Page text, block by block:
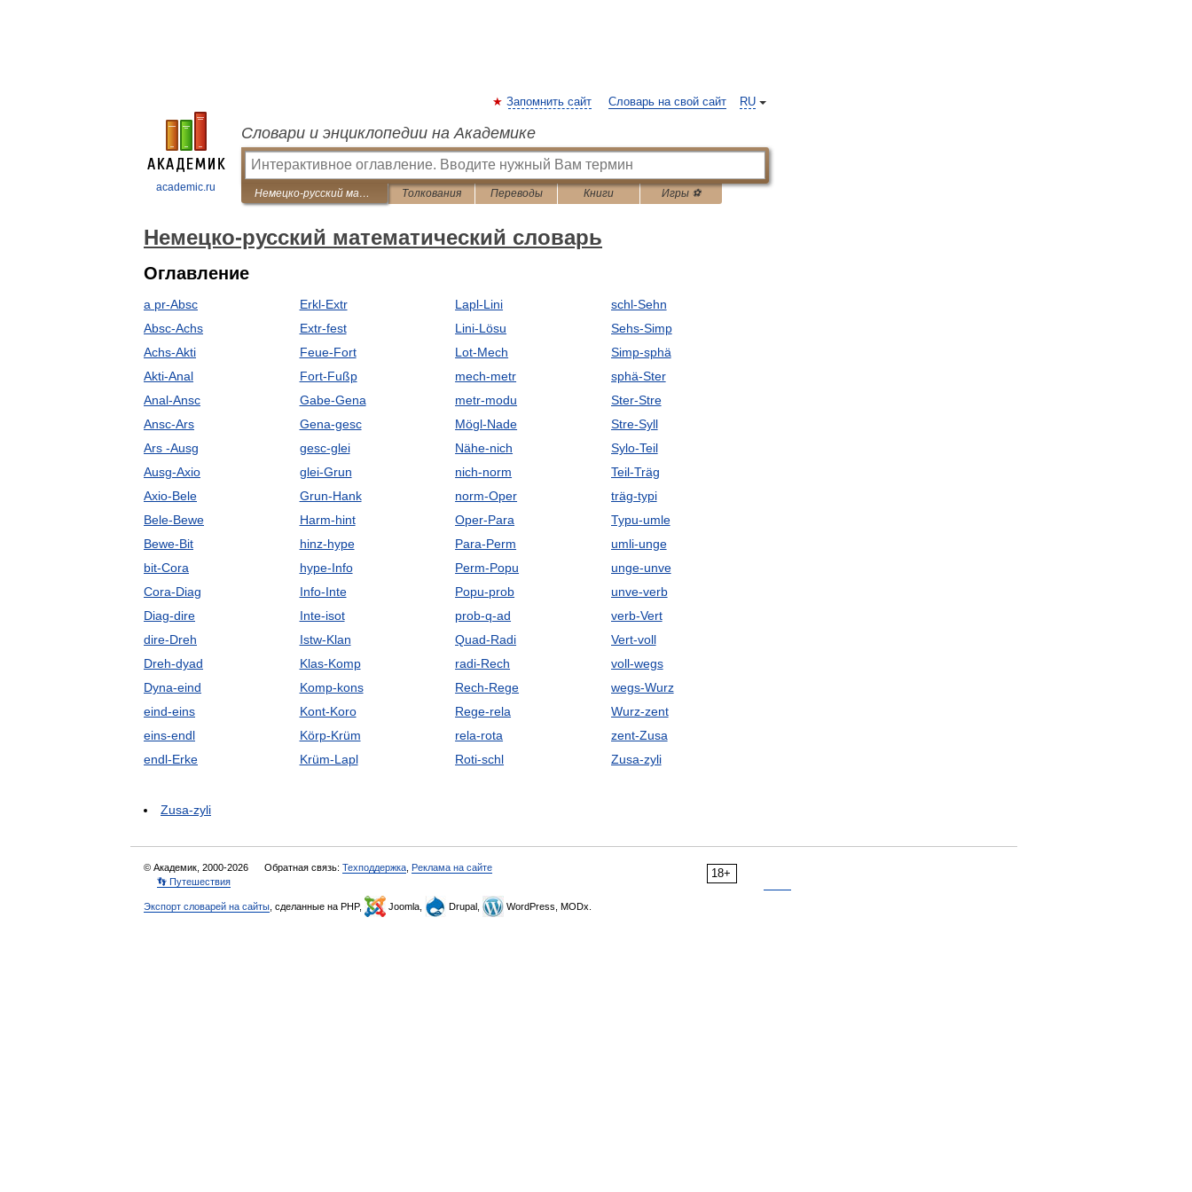
academic.ru
RU
Запомнить сайт Словарь на свой сайт
Словари и энциклопедии на Академике
Немецко-русский математический словарь Толкования Переводы Книги Игры ⚽
Немецко-русский математический словарь
Оглавление
a pr-Absc
Absc-Achs
Achs-Akti
Akti-Anal
Anal-Ansc
Ansc-Ars
Ars -Ausg
Ausg-Axio
Axio-Bele
Bele-Bewe
Bewe-Bit
bit-Cora
Cora-Diag
Diag-dire
dire-Dreh
Dreh-dyad
Dyna-eind
eind-eins
eins-endl
endl-Erke
Erkl-Extr
Extr-fest
Feue-Fort
Fort-Fußp
Gabe-Gena
Gena-gesc
gesc-glei
glei-Grun
Grun-Hank
Harm-hint
hinz-hype
hype-Info
Info-Inte
Inte-isot
Istw-Klan
Klas-Komp
Komp-kons
Kont-Koro
Körp-Krüm
Krüm-Lapl
Lapl-Lini
Lini-Lösu
Lot-Mech
mech-metr
metr-modu
Mögl-Nade
Nähe-nich
nich-norm
norm-Oper
Oper-Para
Para-Perm
Perm-Popu
Popu-prob
prob-q-ad
Quad-Radi
radi-Rech
Rech-Rege
Rege-rela
rela-rota
Roti-schl
schl-Sehn
Sehs-Simp
Simp-sphä
sphä-Ster
Ster-Stre
Stre-Syll
Sylo-Teil
Teil-Träg
träg-typi
Typu-umle
umli-unge
unge-unve
unve-verb
verb-Vert
Vert-voll
voll-wegs
wegs-Wurz
Wurz-zent
zent-Zusa
Zusa-zyli
Zusa-zyli
18+
© Академик, 2000-2026 Обратная связь: Техподдержка Реклама на сайте
👣 Путешествия
Экспорт словарей на сайты , сделанные на PHP, Joomla, Drupal, WordPress, MODx.